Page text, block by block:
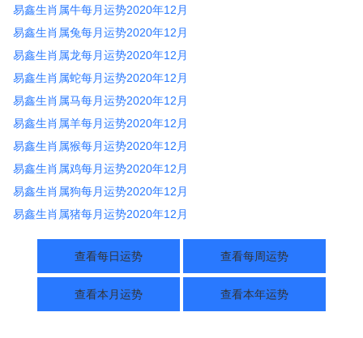
易鑫生肖属牛每月运势2020年12月
易鑫生肖属兔每月运势2020年12月
易鑫生肖属龙每月运势2020年12月
易鑫生肖属蛇每月运势2020年12月
易鑫生肖属马每月运势2020年12月
易鑫生肖属羊每月运势2020年12月
易鑫生肖属猴每月运势2020年12月
易鑫生肖属鸡每月运势2020年12月
易鑫生肖属狗每月运势2020年12月
易鑫生肖属猪每月运势2020年12月
查看每日运势 查看每周运势
查看本月运势 查看本年运势